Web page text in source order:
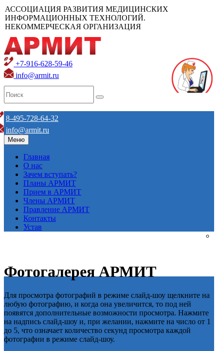
АССОЦИАЦИЯ РАЗВИТИЯ МЕДИЦИНСКИХ
ИНФОРМАЦИОННЫХ ТЕХНОЛОГИЙ.
НЕКОММЕРЧЕСКАЯ ОРГАНИЗАЦИЯ
+7-916-628-59-46
info@armit.ru
8-495-728-64-32
info@armit.ru
Меню
Главная
О нас
Зачем вступать?
Планы АРМИТ
Прием в АРМИТ
Члены АРМИТ
Правление АРМИТ
Контакты
Устав
Фотогалерея АРМИТ
Для просмотра фотографий в режиме слайд-шоу щелкните на
любую фотографию, и когда она увеличится, то под ней
появятся дополнительные возможности просмотра. Нажмите
на надпись слайд-шоу и, при желании, нажмите на число от 1
до 5, что означает количество секунд просмотра каждой
фотографии в режиме слайд-шоу.